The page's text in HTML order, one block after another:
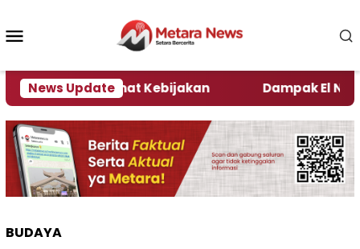
konten
News Update
Kata Pengamat Kebijakan Dampak El Nino,
BUDAYA